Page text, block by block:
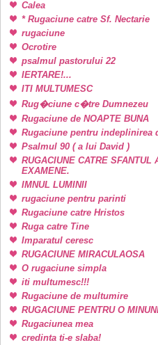
Calea
* Rugaciune catre Sf. Nectarie
rugaciune
Ocrotire
psalmul pastorului 22
IERTARE!...
ITI MULTUMESC
Rug�ciune c�tre Dumnezeu
Rugaciune de NOAPTE BUNA
Rugaciune pentru indeplinirea
Psalmul 90 ( a lui David )
RUGACIUNE CATRE SFANTUL
EXAMENE.
IMNUL LUMINII
rugaciune pentru parinti
Rugaciune catre Hristos
Ruga catre Tine
Imparatul ceresc
RUGACIUNE MIRACULAOSA
O rugaciune simpla
iti multumesc!!!
Rugaciune de multumire
RUGACIUNE PENTRU O
Rugaciunea mea
credinta ti-e slaba!